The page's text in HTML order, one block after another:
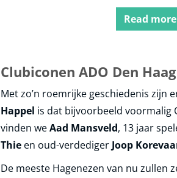
Read more
Clubiconen ADO Den Haag
Met zo’n roemrijke geschiedenis zijn
Happel is dat bijvoorbeeld voormalig
vinden weAad Mansveld, 13 jaar
Thie en oud-verdediger Joop
De meeste Hagenezen van nu zullen